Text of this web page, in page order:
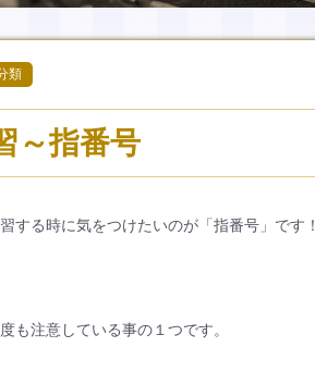
類
～指番号
する時に気をつけたいのが「指番号」です！
も注意している事の１つです。